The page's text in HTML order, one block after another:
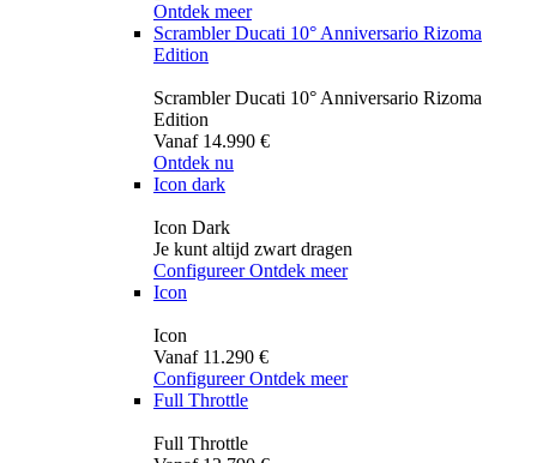
Ontdek meer
Scrambler Ducati 10° Anniversario Rizoma
Edition
Scrambler Ducati 10° Anniversario Rizoma
Edition
Vanaf 14.990 €
Ontdek nu
Icon dark
Icon Dark
Je kunt altijd zwart dragen
Configureer Ontdek meer
Icon
Icon
Vanaf 11.290 €
Configureer Ontdek meer
Full Throttle
Full Throttle